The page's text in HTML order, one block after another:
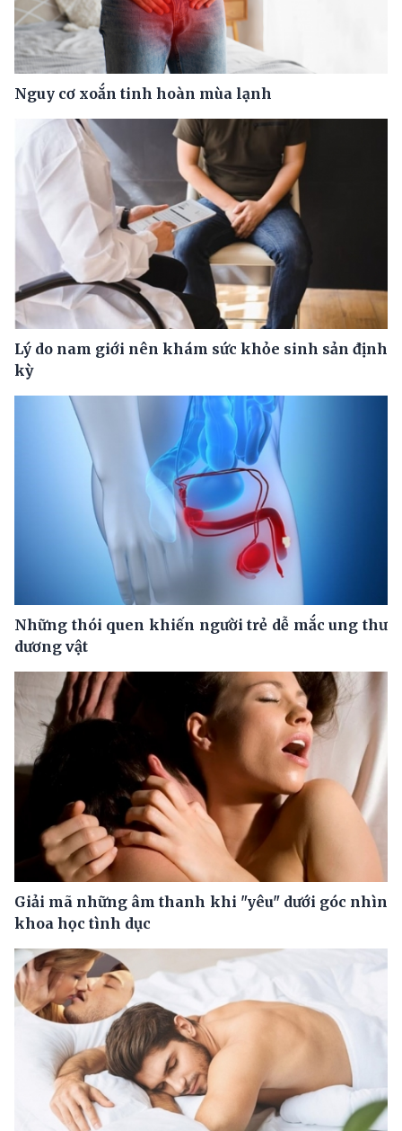
Nguy cơ xoắn tinh hoàn mùa lạnh
Lý do nam giới nên khám sức khỏe sinh sản định
kỳ
Những thói quen khiến người trẻ dễ mắc ung thư
dương vật
Giải mã những âm thanh khi "yêu" dưới góc nhìn
khoa học tình dục